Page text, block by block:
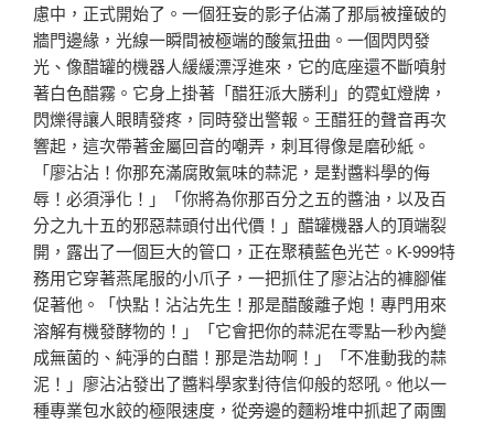
慮中，正式開始了。一個狂妄的影子佔滿了那扇被撞破的
牆門邊緣，光線一瞬間被極端的酸氣扭曲。一個閃閃發
光、像醋罐的機器人緩緩漂浮進來，它的底座還不斷噴射
著白色醋霧。它身上掛著「醋狂派大勝利」的霓虹燈牌，
閃爍得讓人眼睛發疼，同時發出警報。王醋狂的聲音再次
響起，這次帶著金屬回音的嘲弄，刺耳得像是磨砂紙。
「廖沾沾！你那充滿腐敗氣味的蒜泥，是對醬料學的侮
辱！必須淨化！」「你將為你那百分之五的醬油，以及百
分之九十五的邪惡蒜頭付出代價！」醋罐機器人的頂端裂
開，露出了一個巨大的管口，正在聚積藍色光芒。K-999特
務用它穿著燕尾服的小爪子，一把抓住了廖沾沾的褲腳催
促著他。「快點！沾沾先生！那是醋酸離子炮！專門用來
溶解有機發酵物的！」「它會把你的蒜泥在零點一秒內變
成無菌的、純淨的白醋！那是浩劫啊！」「不准動我的蒜
泥！」廖沾沾發出了醬料學家對待信仰般的怒吼。他以一
種專業包水餃的極限速度，從旁邊的麵粉堆中抓起了兩團